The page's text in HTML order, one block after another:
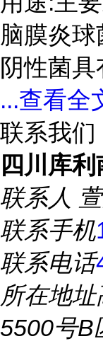
脑膜炎
阴性菌
...查看全
联系我们
四川库
联系人
联系手机
联系电话
所在地址
5500号B